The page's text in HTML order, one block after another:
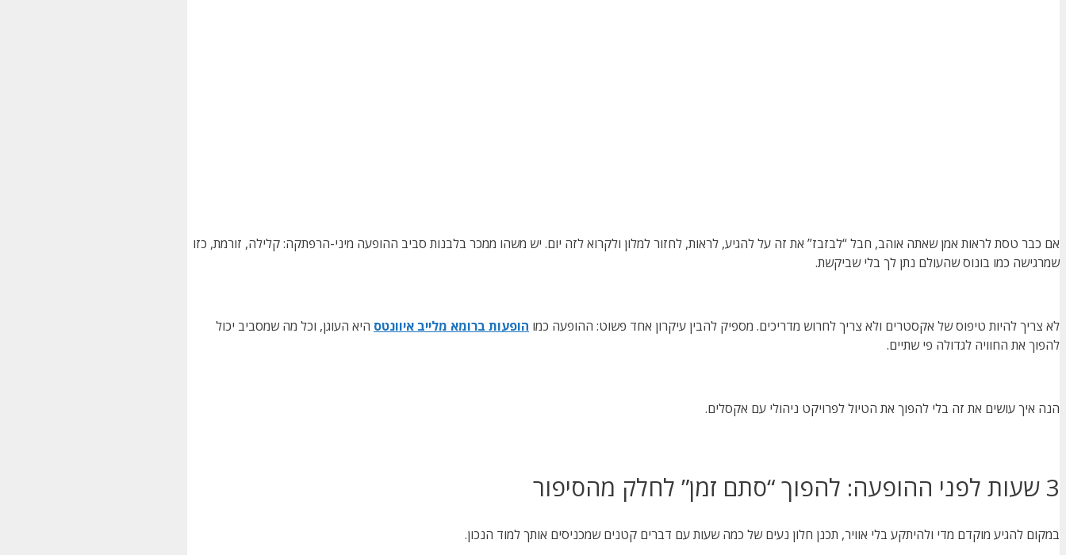
אם כבר טסת לראות אמן שאתה אוהב, חבל “לבזבז” את זה על להגיע, לראות, לחזור למלון ולקרוא לזה יום. יש משהו ממכר בלבנות סביב ההופעה מיני-הרפתקה: קלילה, זורמת, כזו
שמרגישה כמו בונוס שהעולם נתן לך בלי שביקשת.
לא צריך להיות טיפוס של אקסטרים ולא צריך לחרוש מדריכים. מספיק להבין עיקרון אחד פשוט: ההופעה כמו הופעות ברומא מלייב איוונטס היא העוגן, וכל מה שמסביב יכול
להפוך את החוויה לגדולה פי שתיים.
הנה איך עושים את זה בלי להפוך את הטיול לפרויקט ניהולי עם אקסלים.
3 שעות לפני ההופעה: להפוך “סתם זמן” לחלק מהסיפור
במקום להגיע מוקדם מדי ולהיתקע בלי אוויר, תכנן חלון נעים של כמה שעות עם דברים קטנים שמכניסים אותך למוד הנכון.